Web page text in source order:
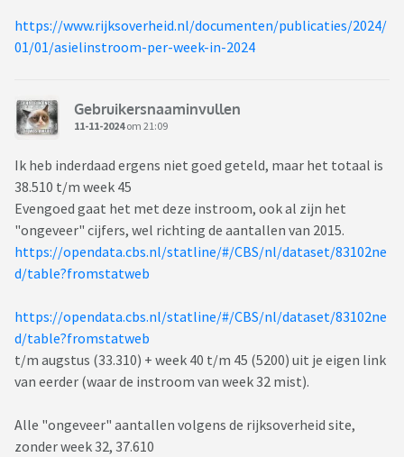
https://www.rijksoverheid.nl/documenten/publicaties/2024/
01/01/asielinstroom-per-week-in-2024
Gebruikersnaaminvullen
11-11-2024om 21:09
Ik heb inderdaad ergens niet goed geteld, maar het totaal is
38.510 t/m week 45
Evengoed gaat het met deze instroom, ook al zijn het
"ongeveer" cijfers, wel richting de aantallen van 2015.
https://opendata.cbs.nl/statline/#/CBS/nl/dataset/83102ne
d/table?fromstatweb
https://opendata.cbs.nl/statline/#/CBS/nl/dataset/83102ne
d/table?fromstatweb
t/m augstus (33.310) + week 40 t/m 45 (5200) uit je eigen link
van eerder (waar de instroom van week 32 mist).
Alle "ongeveer" aantallen volgens de rijksoverheid site,
zonder week 32, 37.610